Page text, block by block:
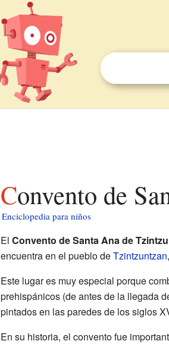
Convento de
Enciclopedia para niños
El Convento de Santa Ana de
encuentra en el pueblo deTzintzuntzan
Este lugar es muy especial porque
prehispánicos (de antes de la llegada
pintados en las paredes de los siglos
En su historia, el convento fue